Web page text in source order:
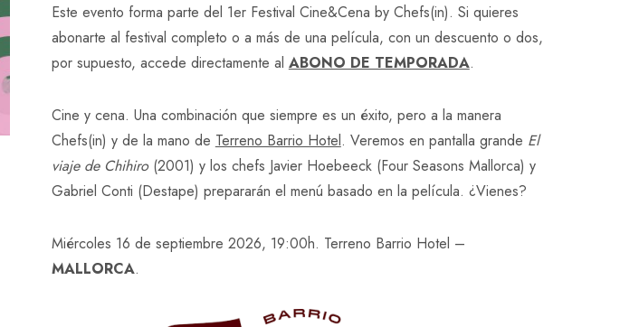
original
era:
actual
es:
Este evento forma parte del 1er Festival Cine&Cena by Chefs(in). Si quieres
abonarte al festival completo o a más de una película, con un descuento o dos,
por supuesto, accede directamente al ABONO DE TEMPORADA.
Cine y cena. Una combinación que siempre es un éxito, pero a la manera
Chefs(in) y de la mano de Terreno Barrio Hotel. Veremos en pantalla grande El
viaje de Chihiro(2001) y los chefs Javier Hoebeeck (Four Seasons Mallorca) y
Gabriel Conti (Destape) prepararán el menú basado en la película. ¿Vienes?
Miércoles 16 de septiembre 2026, 19:00h. Terreno Barrio Hotel –
MALLORCA.